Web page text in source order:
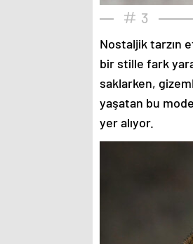
3
Nostaljik tarzın
bir stille fark
saklarken,
yaşatan bu
yer alıyor.